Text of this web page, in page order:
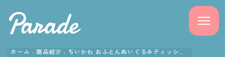
ホーム 商品紹介 ちいかわ おふとんぬいぐるみティッシュケース